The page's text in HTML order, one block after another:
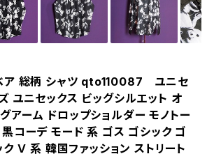
ア 総柄 シャツ qto110087 ユニセ
ユニセックス ビッグシルエット オ
アーム ドロップショルダー モノトー
コーデ モード 系 ゴス ゴシック ゴ
Ｖ 系 韓国ファッション ストリート